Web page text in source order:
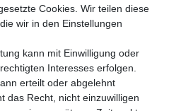
widerrufen
Cookies. Wir teilen diese
wir in den Einstellungen
kann mit Einwilligung oder
Interesses erfolgen.
erteilt oder abgelehnt
das Recht, nicht einzuwilligen